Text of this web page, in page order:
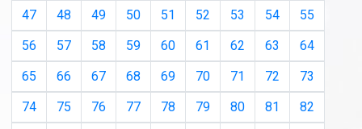
47
48 49 50 51 52 53 54
55
56
57 58 59 60 61 62 63
64
65
66 67 68 69 70 71 72
73
74
75 76 77 78 79 80 81
82